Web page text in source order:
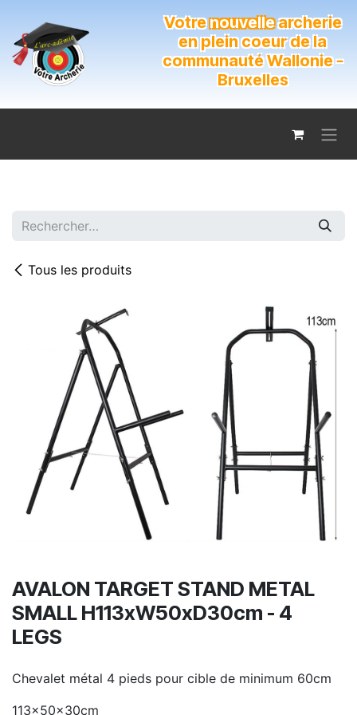
Votrenouvellearcherie
en plein coeur de la
communauté Wallonie -
Bruxelles
Tous les produits
AVALON TARGET STAND METAL
SMALL H113xW50xD30cm - 4
LEGS
Chevalet métal 4 pieds pour cible de minimum 60cm
113x50x30cm